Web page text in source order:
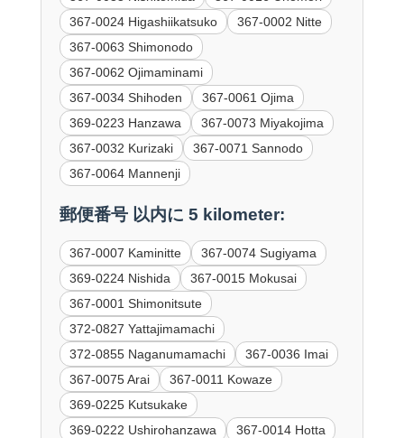
367-0024 Higashiikatsuko
367-0002 Nitte
367-0063 Shimonodo
367-0062 Ojimaminami
367-0034 Shihoden
367-0061 Ojima
369-0223 Hanzawa
367-0073 Miyakojima
367-0032 Kurizaki
367-0071 Sannodo
367-0064 Mannenji
郵便番号 以内に 5 kilometer:
367-0007 Kaminitte
367-0074 Sugiyama
369-0224 Nishida
367-0015 Mokusai
367-0001 Shimonitsute
372-0827 Yattajimamachi
372-0855 Naganumamachi
367-0036 Imai
367-0075 Arai
367-0011 Kowaze
369-0225 Kutsukake
369-0222 Ushirohanzawa
367-0014 Hotta